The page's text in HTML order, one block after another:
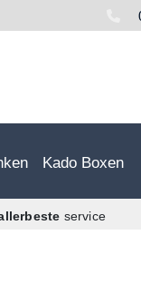
Kado Boxen
service